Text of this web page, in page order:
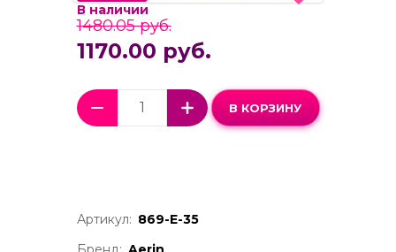
В наличии
1480.05 руб.
1170.00 руб.
В КОРЗИНУ
Артикул: 869-Е-35